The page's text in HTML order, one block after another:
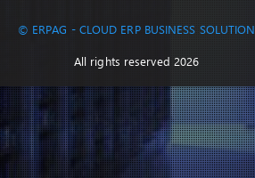
© ERPAG - CLOUD ERP BUSINESS SOLUTION
All rights reserved 2026